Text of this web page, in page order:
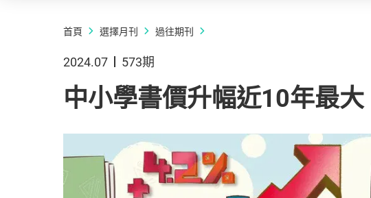
首頁 選擇月刊 過往期刊
2024.07 573期
中小學書價升幅近10年最